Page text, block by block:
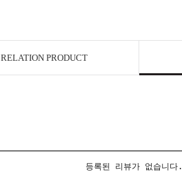
RELATION PRODUCT
등록된 리뷰가 없습니다.